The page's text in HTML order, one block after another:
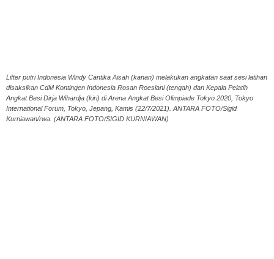
Lifter putri Indonesia Windy Cantika Aisah (kanan) melakukan angkatan saat sesi latihan
disaksikan CdM Kontingen Indonesia Rosan Roeslani (tengah) dan Kepala Pelatih
Angkat Besi Dirja Wihardja (kiri) di Arena Angkat Besi Olimpiade Tokyo 2020, Tokyo
International Forum, Tokyo, Jepang, Kamis (22/7/2021). ANTARA FOTO/Sigid
Kurniawan/rwa. (ANTARA FOTO/SIGID KURNIAWAN)